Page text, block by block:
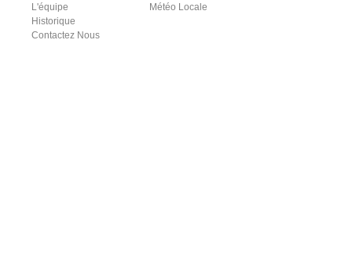
L'équipe
Historique
Contactez Nous
Météo Locale